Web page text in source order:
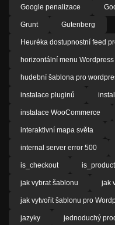
Google penalizace
Grunt Gutenberg
Heuréka dostupnostní feed
horizontální menu Wordpress
hudební šablona pro
instalace pluginů
instalace WooCommerce
interaktivní mapa světa
internal server error 500
is_checkout is_product
jak vybrat šablonu jak
jak vytvořit šablonu pro
jazyky jednoduchý